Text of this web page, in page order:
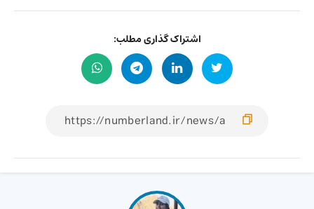
اشتراک گذاری مطلب: